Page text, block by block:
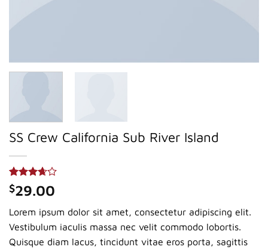
SS Crew California Sub River Island
Bewertet
mit3.67
basierend
auf
3
Kundenbewertungen
$29.00
Lorem ipsum dolor sit amet, consectetur adipiscing elit.
Vestibulum iaculis massa nec velit commodo lobortis.
Quisque diam lacus, tincidunt vitae eros porta, sagittis